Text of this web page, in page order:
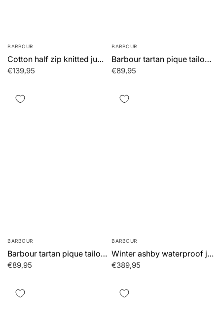
BARBOUR
Cotton half zip knitted jumper - navy
€139,95
BARBOUR
Barbour tartan pique tailored polo shirt - new navy
€89,95
BARBOUR
Barbour tartan pique tailored polo shirt - black modern
€89,95
BARBOUR
Winter ashby waterproof jacket - sage
€389,95